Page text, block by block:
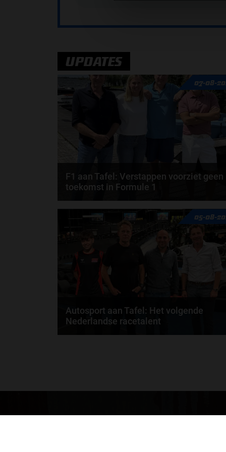
UPDATES
07-08-
F1 aan Tafel: Verstappen voorziet geen
toekomst in Formule 1
Max Verstappen wil géén Formule 1-team, de FIA en
de motorfabrikanten zaten niet op één lijn en...
de redactie van Grand Prix Radio
05-08-
Autosport aan Tafel: Het volgende
Nederlandse racetalent